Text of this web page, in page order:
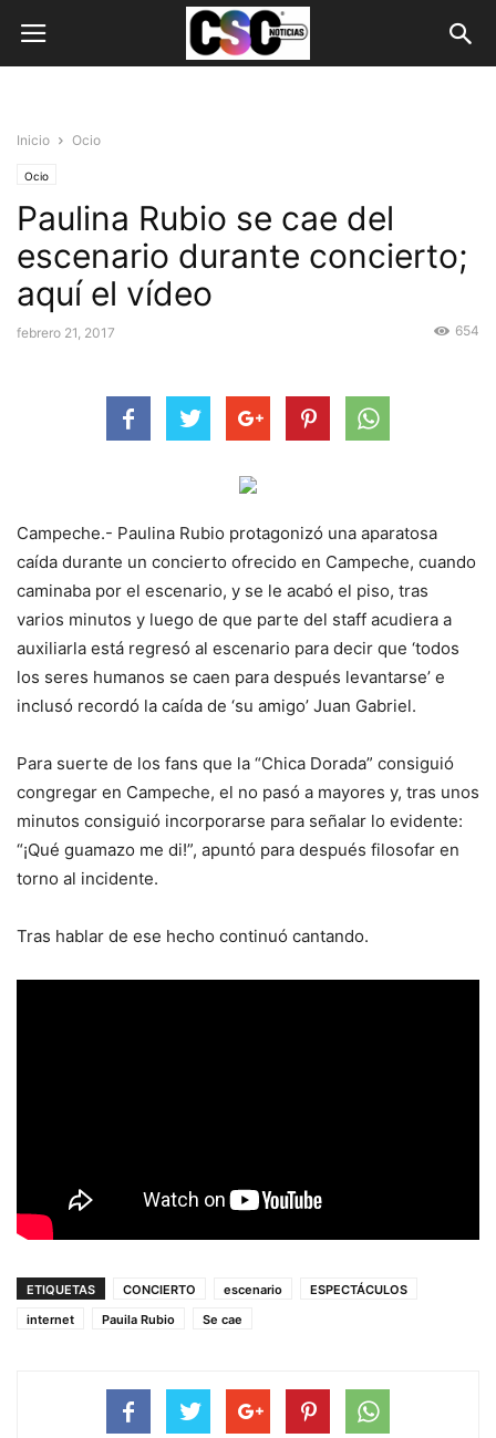
Inicio Ocio
Ocio
Paulina Rubio se cae del
escenario durante concierto;
aquí el vídeo
febrero 21, 2017 654
Campeche.- Paulina Rubio protagonizó una aparatosa
caída durante un concierto ofrecido en Campeche, cuando
caminaba por el escenario, y se le acabó el piso, tras
varios minutos y luego de que parte del staff acudiera a
auxiliarla está regresó al escenario para decir que ‘todos
los seres humanos se caen para después levantarse’ e
inclusó recordó la caída de ‘su amigo’ Juan Gabriel.
Para suerte de los fans que la “Chica Dorada” consiguió
congregar en Campeche, el no pasó a mayores y, tras unos
minutos consiguió incorporarse para señalar lo evidente:
“¡Qué guamazo me di!”, apuntó para después filosofar en
torno al incidente.
Tras hablar de ese hecho continuó cantando.
ETIQUETAS CONCIERTO escenario
ESPECTÁCULOS
internet
Pauila Rubio Se cae